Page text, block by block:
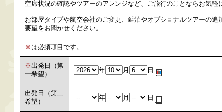
空席状況の確認やツアーのアレンジなど、ご旅行のことならお気軽
お部屋タイプや航空会社のご変更、延泊やオプショナルツアーの追
要望をお聞かせください。
※ は必須項目です。
※出発日（第
一希望）
年 月 日
出発日（第二
希望）
年 月 日